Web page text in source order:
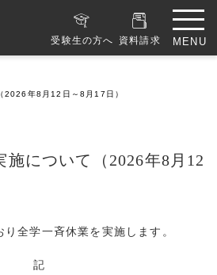
受験生の方へ 資料請求
2026年8月12日～8月17日）
施について（2026年8月12
全学一斉休業を実施します。
記